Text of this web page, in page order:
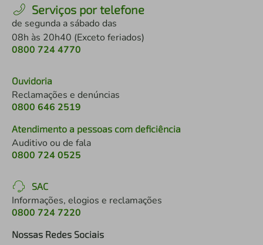
Serviços por telefone
de segunda a sábado das
08h às 20h40 (Exceto feriados)
0800 724 4770
Ouvidoria
Reclamações e denúncias
0800 646 2519
Atendimento a pessoas com deficiência
Auditivo ou de fala
0800 724 0525
SAC
Informações, elogios e reclamações
0800 724 7220
Nossas Redes Sociais